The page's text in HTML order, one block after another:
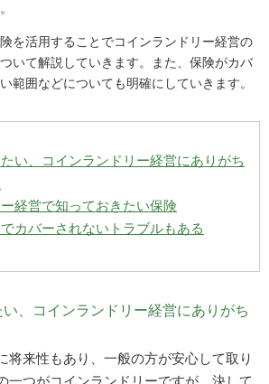
を活用することでコインランドリー経営の
いて解説していきます。また、保険がカバ
範囲などについても明確にしていきます。
い、コインランドリー経営にありがち
経営で知っておきたい保険
カバーされないトラブルもある
、コインランドリー経営にありがち
将来性もあり、一般の方が安心して取り